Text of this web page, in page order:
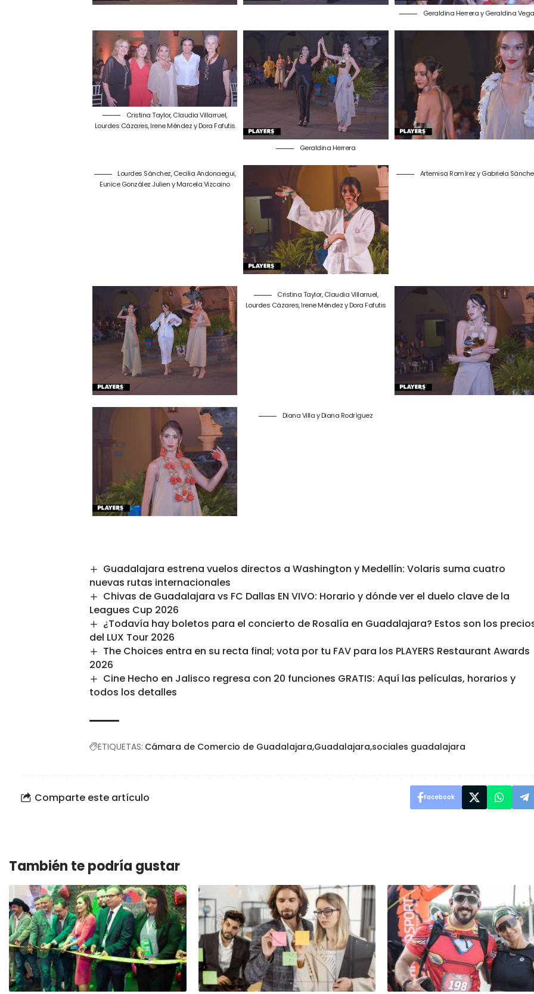
Geraldina Herrera y Geraldina Vega
Cristina Taylor, Claudia Villarruel,
Lourdes Cázares, Irene Méndez y Dora Fafutis
Geraldina Herrera
Lourdes Sánchez, Cecilia Andonaegui,
Eunice González Julien y Marcela Vizcaino
Artemisa Ramírez y Gabriela
Cristina Taylor, Claudia Villarruel,
Lourdes Cázares, Irene Méndez y Dora Fafutis
Diana Villa y Diana Rodríguez
Guadalajara estrena vuelos directos a Washington y Medellín: Volaris suma cuatro
nuevas rutas internacionales
Chivas de Guadalajara vs FC Dallas EN VIVO: Horario y dónde ver el duelo clave de la
Leagues Cup 2026
¿Todavía hay boletos para el concierto de Rosalía en Guadalajara? Estos son los
del LUX Tour 2026
The Choices entra en su recta final; vota por tu FAV para los PLAYERS Restaurant Awards
2026
Cine Hecho en Jalisco regresa con 20 funciones GRATIS: Aquí las películas, horarios y
todos los detalles
ETIQUETAS: Cámara de Comercio de Guadalajara Guadalajara sociales guadalajara
Comparte este artículo Facebook
También te podría gustar